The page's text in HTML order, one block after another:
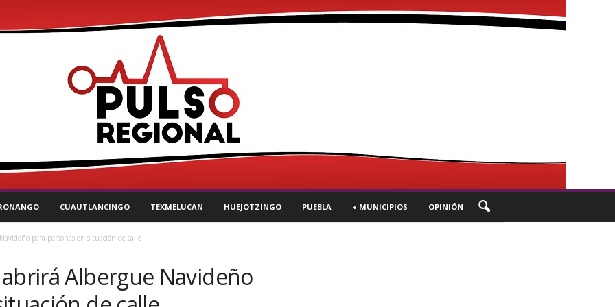
CUAUTLANCINGO TEXMELUCAN HUEJOTZINGO PUEBLA + MUNICIPIOS OPINIÓN
para personas en situación de calle
Albergue Navideño